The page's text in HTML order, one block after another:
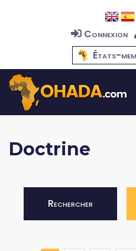
Connexion
États-
Doctrine
Rechercher